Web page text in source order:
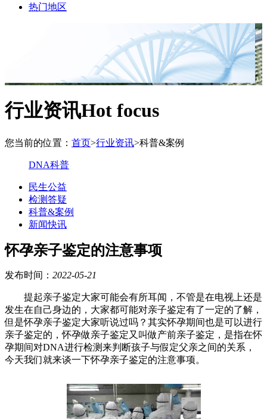
热门地区
行业资讯Hot focus
您当前的位置： 首页>行业资讯>科普&案例
DNA科普
民生公益
检测答疑
科普&案例
新闻快讯
怀孕亲子鉴定的注意事项
发布时间： 2022-05-21
提起亲子鉴定大家可能会有所耳闻，不管是在电视上还是
发生在自己身边的，大家都可能对亲子鉴定有了一定的了解，
但是怀孕亲子鉴定大家听说过吗？其实怀孕期间也是可以进行
亲子鉴定的，怀孕做亲子鉴定又叫做产前亲子鉴定，是指在怀
孕期间对DNA进行检测来判断孩子与假定父亲之间的关系，
今天我们就来谈一下怀孕亲子鉴定的注意事项。